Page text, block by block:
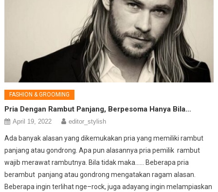
FASHION & GROOMING
Pria Dengan Rambut Panjang, Berpesoma Hanya Bila…
April 19, 2022 editor_stylish
Ada banyak alasan yang dikemukakan pria yang memiliki rambut
panjang atau gondrong. Apa pun alasannya pria pemilik rambut
wajib merawat rambutnya. Bila tidak maka…… Beberapa pria
berambut panjang atau gondrong mengatakan ragam alasan.
Beberapa ingin terlihat nge–rock, juga adayang ingin melampiaskan